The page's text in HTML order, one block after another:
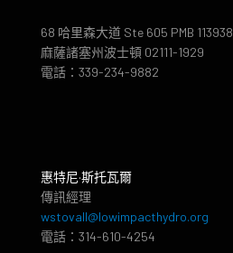
68 哈里森大道 Ste 605 PMB 113938
麻薩諸塞州波士頓 02111-1929
電話：339-234-9882
惠特尼·斯托瓦爾
傳訊經理
wstovall@lowimpacthydro.org
電話：314-610-4254